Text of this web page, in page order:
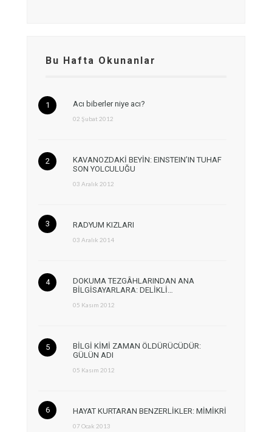
Bu Hafta Okunanlar
Acı biberler niye acı?
02 Şubat 2012
KAVANOZDAKİ BEYİN: EINSTEIN’IN TUHAF
SON YOLCULUĞU
03 Aralık 2012
RADYUM KIZLARI
03 Aralık 2014
DOKUMA TEZGÂHLARINDAN ANA
BİLGİSAYARLARA: DELİKLİ…
05 Kasım 2012
BİLGİ KİMİ ZAMAN ÖLDÜRÜCÜDÜR:
GÜLÜN ADI
05 Kasım 2012
HAYAT KURTARAN BENZERLİKLER: MİMİKRİ
07 Ocak 2013